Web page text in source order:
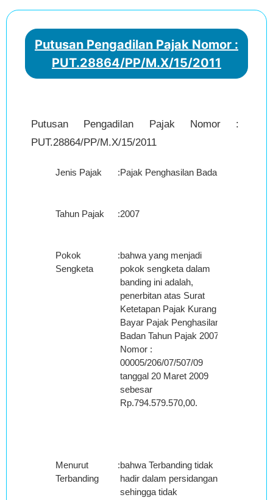
Putusan Pengadilan Pajak Nomor :
PUT.28864/PP/M.X/15/2011
Putusan Pengadilan Pajak Nomor :
PUT.28864/PP/M.X/15/2011
Jenis Pajak :Pajak Penghasilan Badan
Tahun Pajak :2007
Pokok
Sengketa
:bahwa yang menjadi
pokok sengketa dalam
banding ini adalah,
penerbitan atas Surat
Ketetapan Pajak Kurang
Bayar Pajak Penghasilan
Badan Tahun Pajak 2007
Nomor :
00005/206/07/507/09
tanggal 20 Maret 2009
sebesar
Rp.794.579.570,00.
Menurut
Terbanding
:bahwa Terbanding tidak
hadir dalam persidangan
sehingga tidak